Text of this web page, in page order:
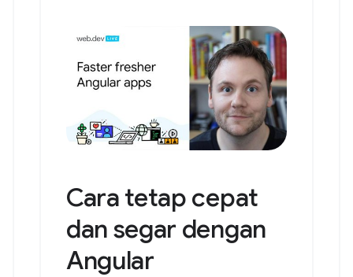
Cara tetap cepat
dan segar dengan
Angular